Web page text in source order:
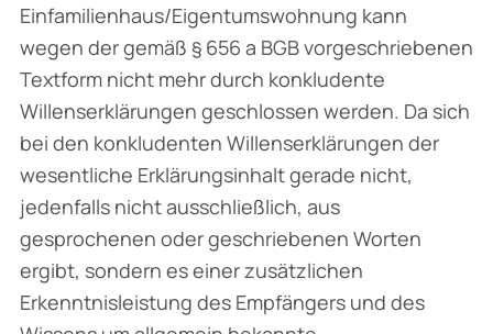
Einfamilienhaus/Eigentumswohnung kann
wegen der gemäß § 656 a BGB vorgeschriebenen
Textform nicht mehr durch konkludente
Willenserklärungen geschlossen werden. Da sich
bei den konkludenten Willenserklärungen der
wesentliche Erklärungsinhalt gerade nicht,
jedenfalls nicht ausschließlich, aus
gesprochenen oder geschriebenen Worten
ergibt, sondern es einer zusätzlichen
Erkenntnisleistung des Empfängers und des